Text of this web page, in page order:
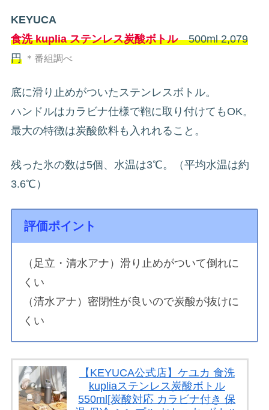
KEYUCA
食洗 kuplia ステンレス炭酸ボトル500ml 2,079
円 ＊番組調べ
底に滑り止めがついたステンレスボトル。
ハンドルはカラビナ仕様で鞄に取り付けてもOK。
最大の特徴は炭酸飲料も入れれること。
残った氷の数は5個、水温は3℃。（平均水温は約
3.6℃）
評価ポイント
（足立・清水アナ）滑り止めがついて倒れに
くい
（清水アナ）密閉性が良いので炭酸が抜けに
くい
【KEYUCA公式店】ケユカ 食洗
kupliaステンレス炭酸ボトル
550ml[炭酸対応 カラビナ付き 保